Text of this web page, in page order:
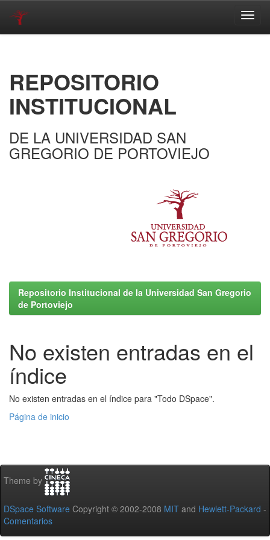
REPOSITORIO
INSTITUCIONAL
DE LA UNIVERSIDAD SAN
GREGORIO DE PORTOVIEJO
Repositorio Institucional de la Universidad San Gregorio
de Portoviejo
No existen entradas en el
índice
No existen entradas en el índice para "Todo DSpace".
Página de inicio
Theme by
DSpace Software Copyright © 2002-2008 MIT and Hewlett-Packard -
Comentarios